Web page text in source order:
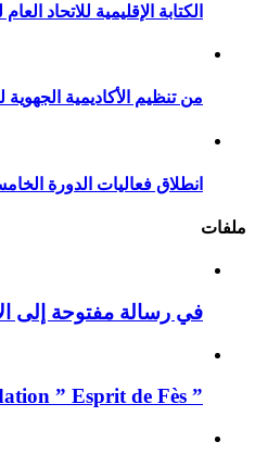
الكتابة الإقليمية
من تنظيم الأكاديمية
انطلاق فعاليات الدورة
ملفات
في رسالة مفتوحة إلى
” Affaire Fondation ” Esprit de Fès ”...